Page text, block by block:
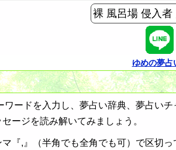
ゆめの夢占
ードを入力し、夢占い辞典、夢占いチ
ージを読み解いてみましょう。
『,』（半角でも全角でも可）で区切